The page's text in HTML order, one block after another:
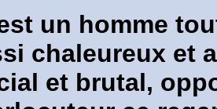
un homme
chaleureux et
et brutal,